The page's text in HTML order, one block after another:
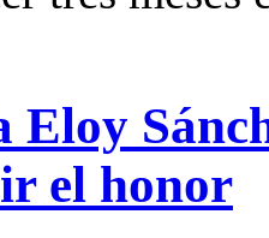
Eloy
el honor